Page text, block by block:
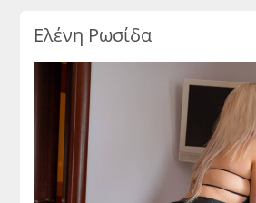
Ελένη Ρωσίδα